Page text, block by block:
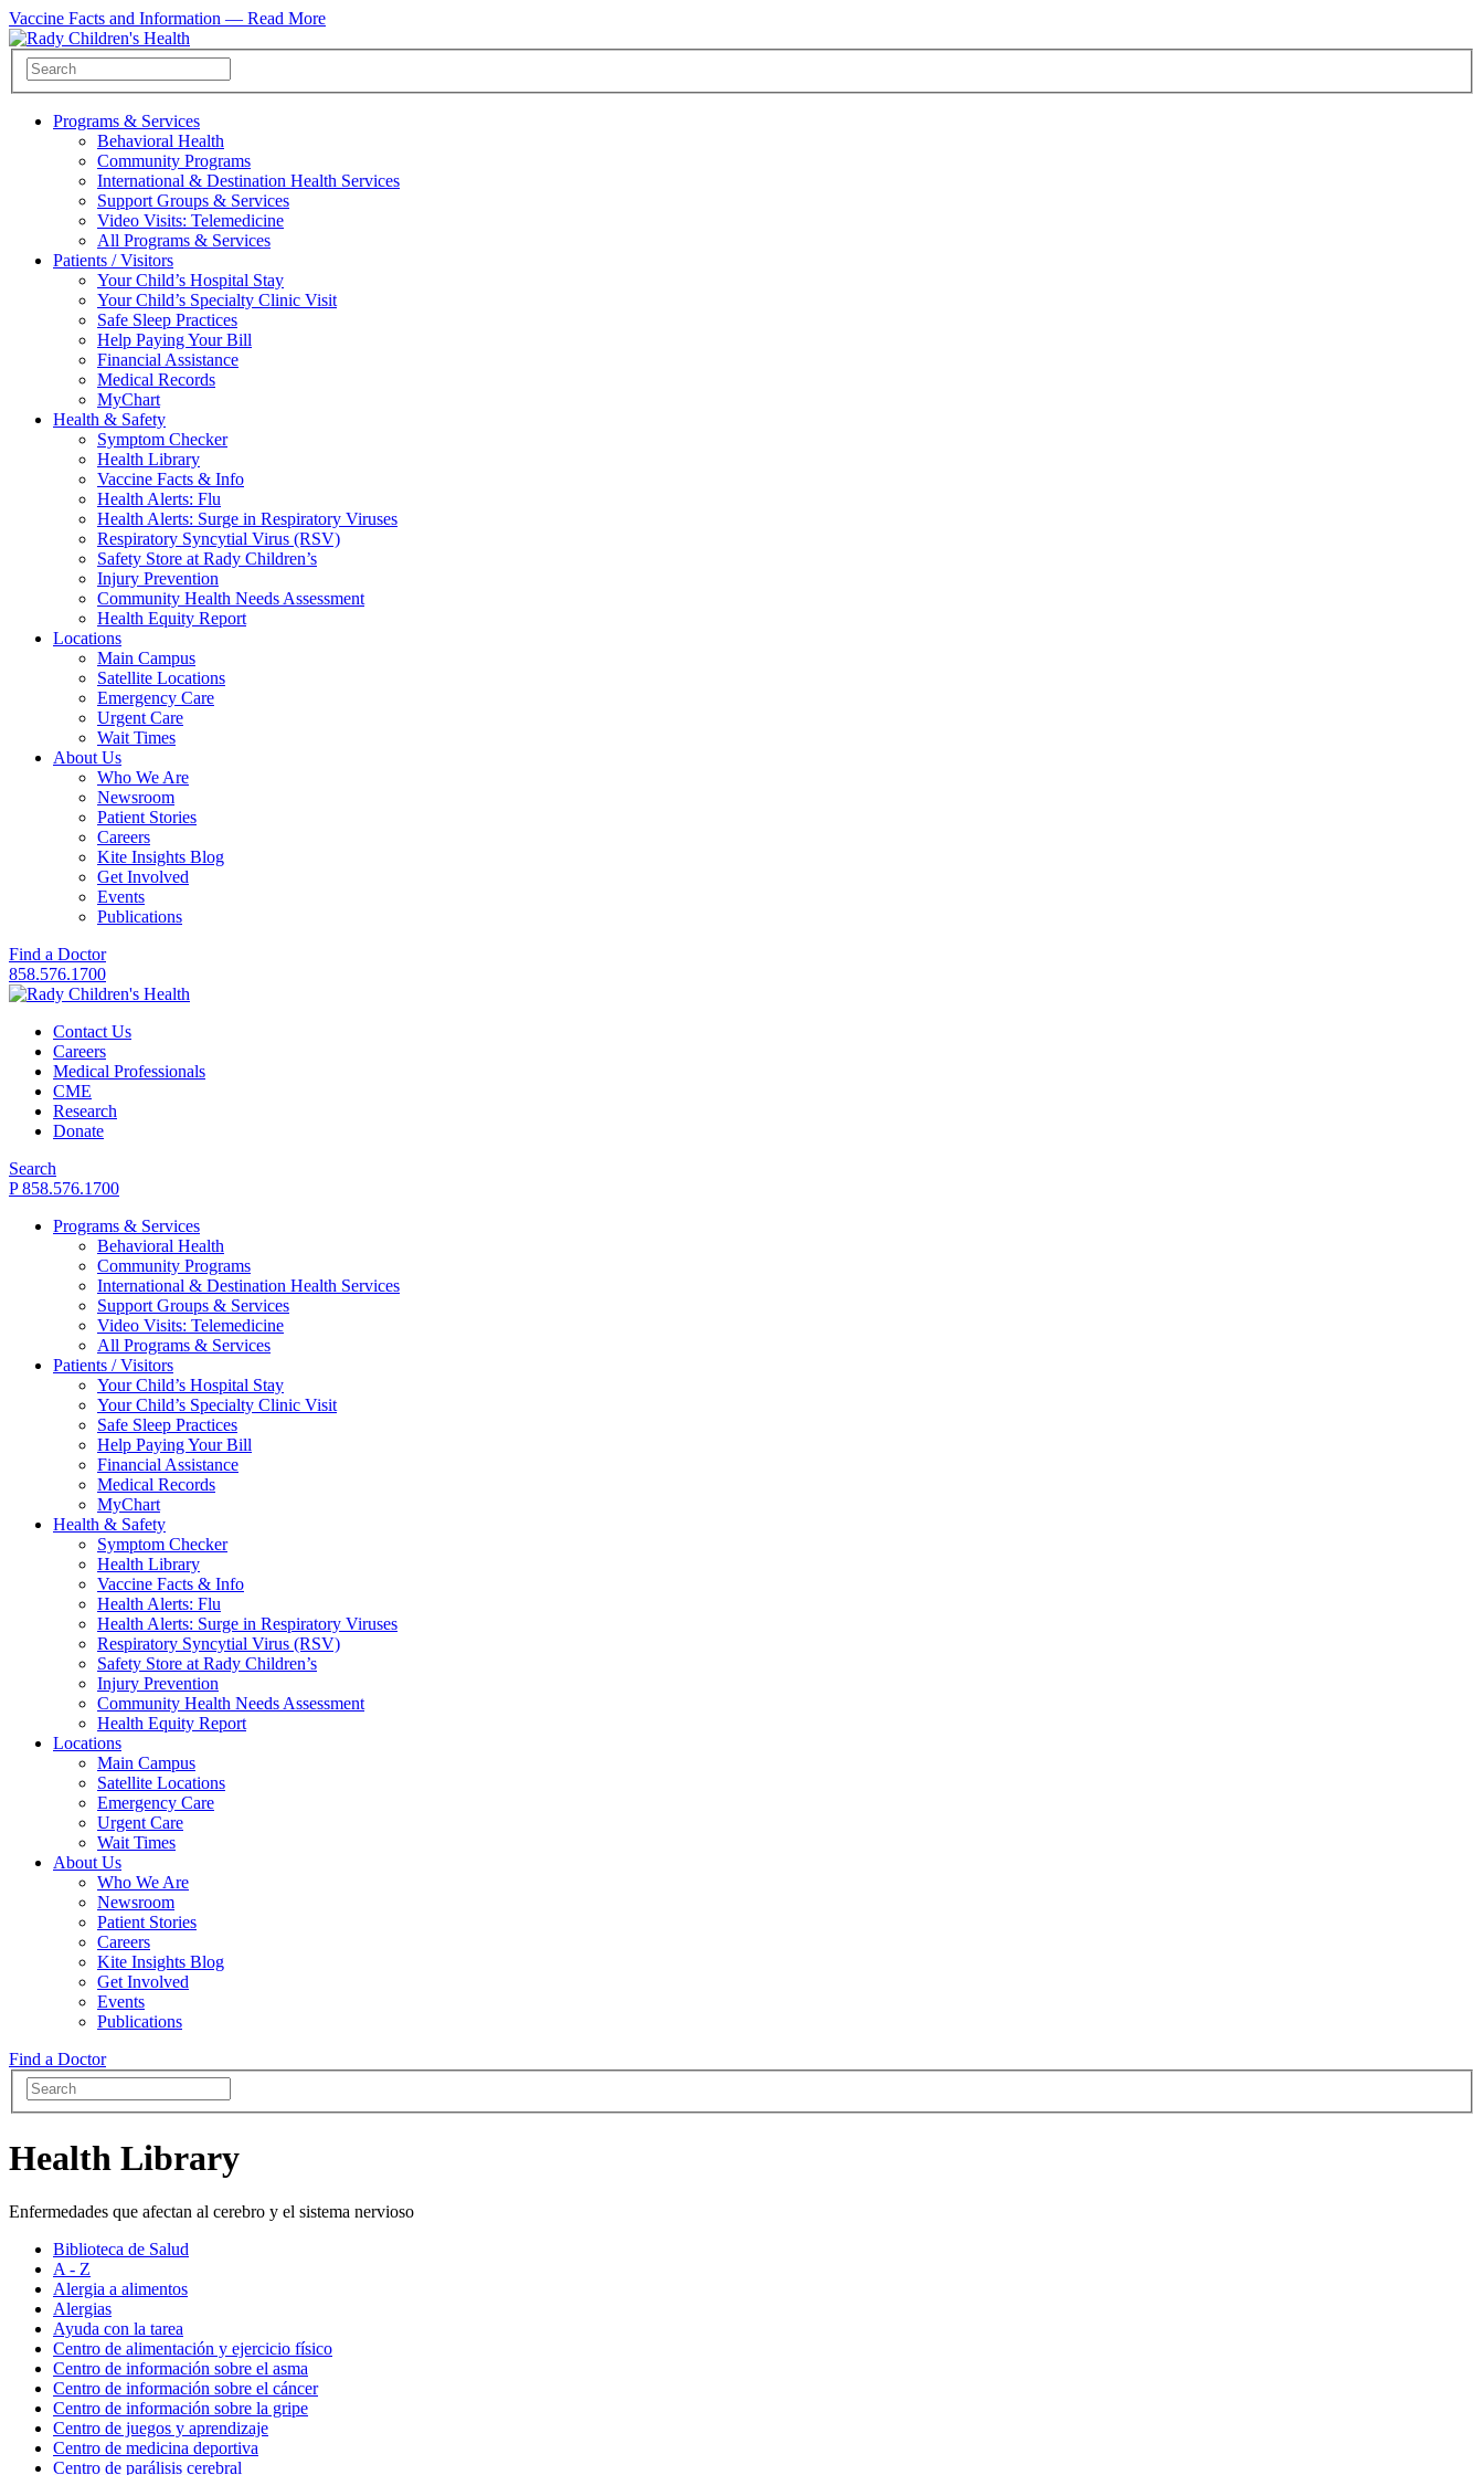
Vaccine Facts and Information — Read More
Programs & Services
Behavioral Health
Community Programs
International & Destination Health Services
Support Groups & Services
Video Visits: Telemedicine
All Programs & Services
Patients / Visitors
Your Child’s Hospital Stay
Your Child’s Specialty Clinic Visit
Safe Sleep Practices
Help Paying Your Bill
Financial Assistance
Medical Records
MyChart
Health & Safety
Symptom Checker
Health Library
Vaccine Facts & Info
Health Alerts: Flu
Health Alerts: Surge in Respiratory Viruses
Respiratory Syncytial Virus (RSV)
Safety Store at Rady Children’s
Injury Prevention
Community Health Needs Assessment
Health Equity Report
Locations
Main Campus
Satellite Locations
Emergency Care
Urgent Care
Wait Times
About Us
Who We Are
Newsroom
Patient Stories
Careers
Kite Insights Blog
Get Involved
Events
Publications
Find a Doctor
858.576.1700
Contact Us
Careers
Medical Professionals
CME
Research
Donate
Search
P 858.576.1700
Programs & Services
Behavioral Health
Community Programs
International & Destination Health Services
Support Groups & Services
Video Visits: Telemedicine
All Programs & Services
Patients / Visitors
Your Child’s Hospital Stay
Your Child’s Specialty Clinic Visit
Safe Sleep Practices
Help Paying Your Bill
Financial Assistance
Medical Records
MyChart
Health & Safety
Symptom Checker
Health Library
Vaccine Facts & Info
Health Alerts: Flu
Health Alerts: Surge in Respiratory Viruses
Respiratory Syncytial Virus (RSV)
Safety Store at Rady Children’s
Injury Prevention
Community Health Needs Assessment
Health Equity Report
Locations
Main Campus
Satellite Locations
Emergency Care
Urgent Care
Wait Times
About Us
Who We Are
Newsroom
Patient Stories
Careers
Kite Insights Blog
Get Involved
Events
Publications
Find a Doctor
Health Library
Enfermedades que afectan al cerebro y el sistema nervioso
Biblioteca de Salud
A - Z
Alergia a alimentos
Alergias
Ayuda con la tarea
Centro de alimentación y ejercicio físico
Centro de información sobre el asma
Centro de información sobre el cáncer
Centro de información sobre la gripe
Centro de juegos y aprendizaje
Centro de medicina deportiva
Centro de parálisis cerebral